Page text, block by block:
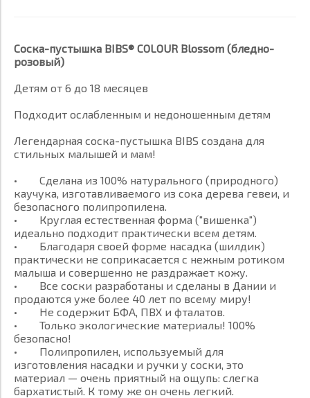
Соска-пустышка BIBS® COLOUR Blossom (бледно-
розовый)
Детям от 6 до 18 месяцев
Подходит ослабленным и недоношенным детям
Легендарная соска-пустышка BIBS создана для
стильных малышей и мам!
• Сделана из 100% натурального (природного)
каучука, изготавливаемого из сока дерева гевеи, и
безопасного полипропилена.
• Круглая естественная форма ("вишенка")
идеально подходит практически всем детям.
• Благодаря своей форме насадка (шилдик)
практически не соприкасается с нежным ротиком
малыша и совершенно не раздражает кожу.
• Все соски разработаны и сделаны в Дании и
продаются уже более 40 лет по всему миру!
• Не содержит БФА, ПВХ и фталатов.
• Только экологические материалы! 100%
безопасно!
• Полипропилен, используемый для
изготовления насадки и ручки у соски, это
материал — очень приятный на ощупь: слегка
бархатистый. К тому же он очень легкий.